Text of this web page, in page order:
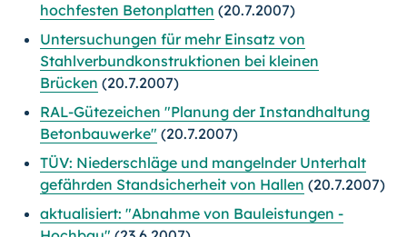
hochfesten Betonplatten (20.7.2007)
Untersuchungen für mehr Einsatz von
Stahlverbundkonstruktionen bei kleinen
Brücken (20.7.2007)
RAL-Gütezeichen "Planung der Instandhaltung
Betonbauwerke" (20.7.2007)
TÜV: Niederschläge und mangelnder Unterhalt
gefährden Standsicherheit von Hallen (20.7.2007)
aktualisiert: "Abnahme von Bauleistungen -